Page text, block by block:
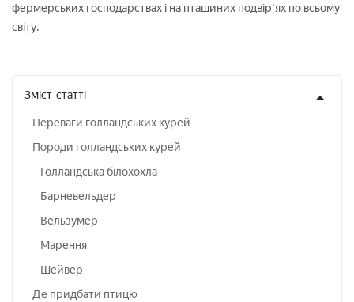
фермерських господарствах і на пташиних подвір'ях по всьому
світу.
Зміст статті
Переваги голландських курей
Породи голландських курей
Голландська білохохла
Барневельдер
Вельзумер
Марення
Шейвер
Де придбати птицю